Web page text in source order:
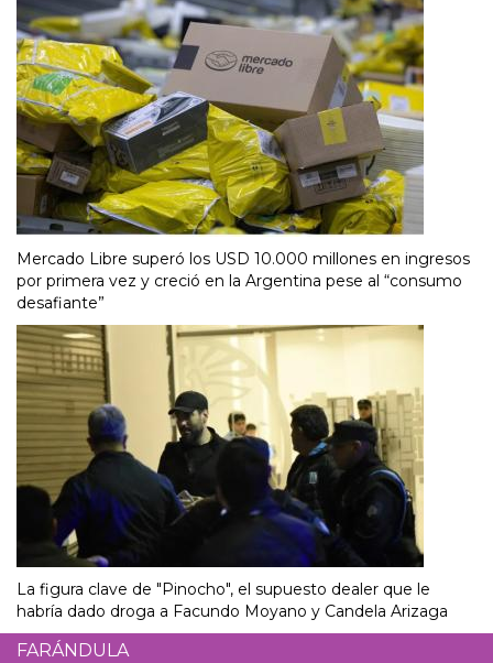
Mercado Libre superó los USD 10.000 millones en ingresos
por primera vez y creció en la Argentina pese al “consumo
desafiante”
La figura clave de "Pinocho", el supuesto dealer que le
habría dado droga a Facundo Moyano y Candela Arizaga
FARÁNDULA